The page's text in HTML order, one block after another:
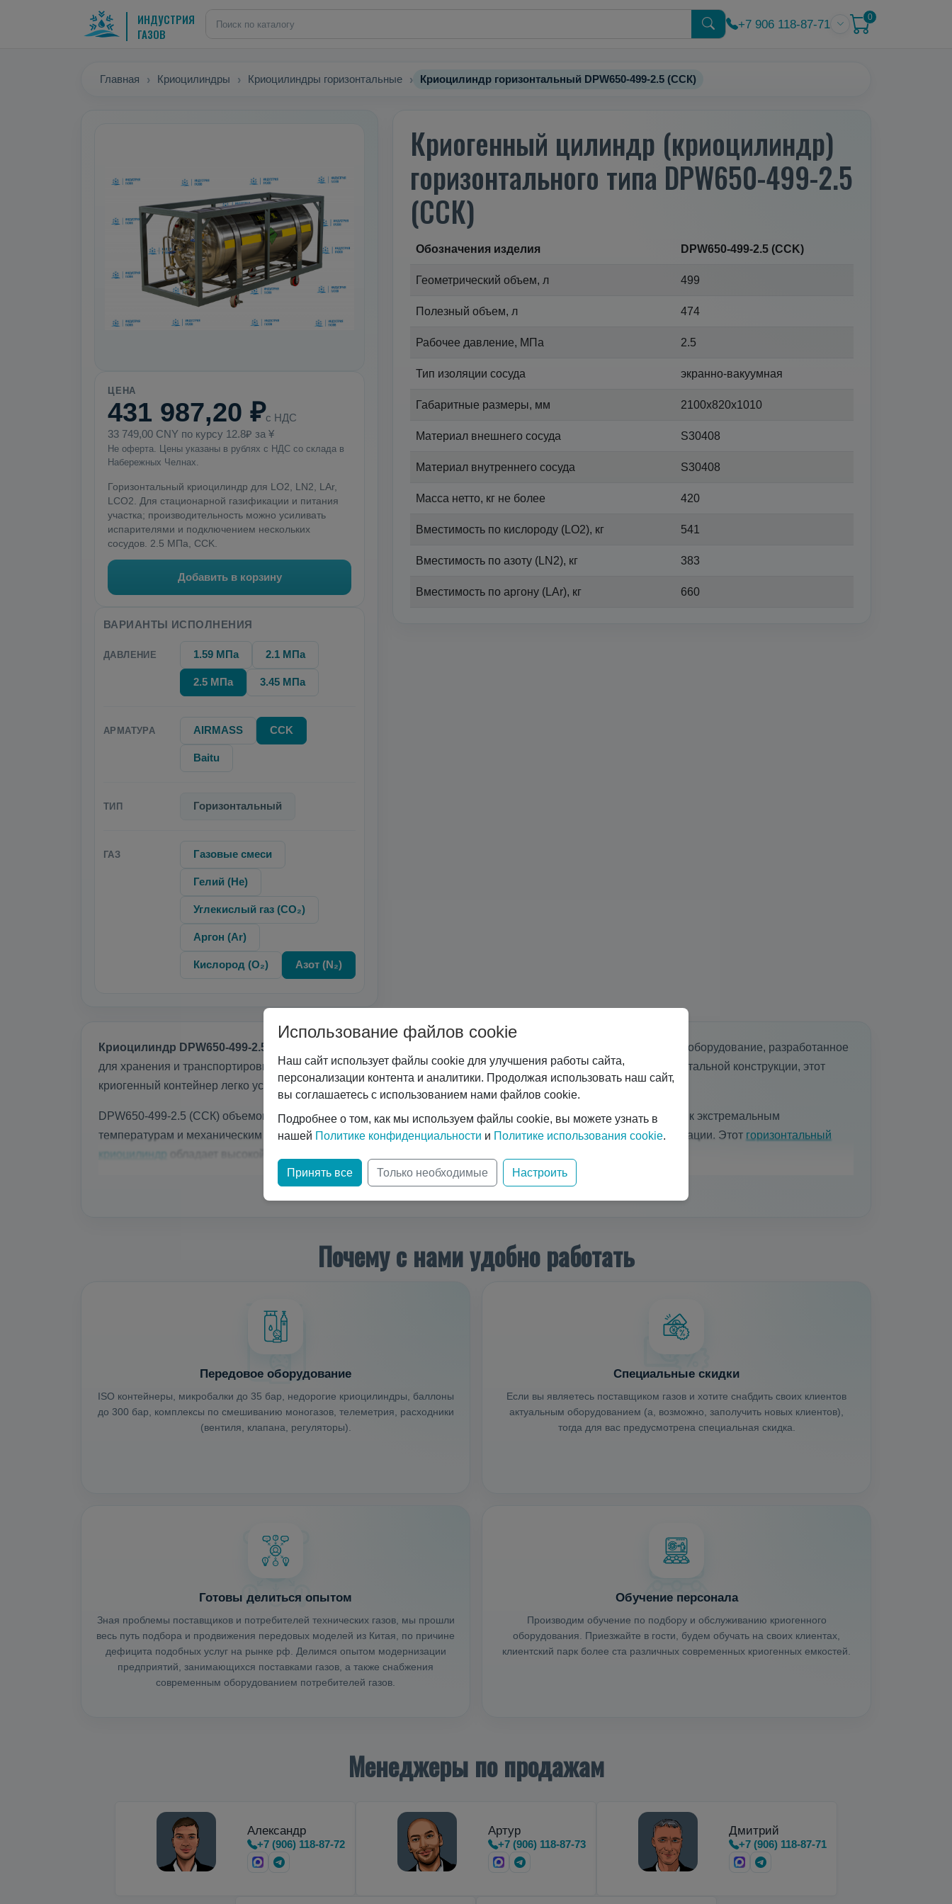
ИНДУСТРИЯ
ГАЗОВ
+7 906 118-87-71
0
Главная Криоцилиндры Криоцилиндры горизонтальные Криоцилиндр горизонтальный DPW650-499-2.5 (ССК)
ЦЕНА
431 987,20 ₽с НДС
33 749,00 CNY по курсу 12.8₽ за ¥
Не оферта. Цены указаны в рублях с НДС со склада в
Набережных Челнах.
Горизонтальный криоцилиндр для LO2, LN2, LAr,
LCO2. Для стационарной газификации и питания
участка; производительность можно усиливать
испарителями и подключением нескольких
сосудов. 2.5 МПа, CCK.
Добавить в корзину
ВАРИАНТЫ ИСПОЛНЕНИЯ
ДАВЛЕНИЕ 1.59 МПа 2.1 МПа
2.5 МПа 3.45 МПа
АРМАТУРА AIRMASS CCK
Baitu
ТИП Горизонтальный
ГАЗ Газовые смеси
Гелий (He)
Углекислый газ (CO₂)
Аргон (Ar)
Кислород (O₂) Азот (N₂)
Криогенный цилиндр (криоцилиндр)
горизонтального типа DPW650-499-2.5
(ССК)
Обозначения изделия DPW650-499-2.5 (CCK)
Геометрический объем, л 499
Полезный объем, л 474
Рабочее давление, МПа 2.5
Тип изоляции сосуда экранно-вакуумная
Габаритные размеры, мм 2100х820х1010
Материал внешнего сосуда S30408
Материал внутреннего сосуда S30408
Масса нетто, кг не более 420
Вместимость по кислороду (LO2), кг 541
Вместимость по азоту (LN2), кг 383
Вместимость по аргону (LAr), кг 660
Криоцилиндр DPW650-499-2.5 (ССК)
объемом 500 литров и рабочим давлением 2,5 МПа — это современное оборудование, разработанное
для хранения и транспортировки жидких криогенных газов, включая кислород, азот и аргон. Благодаря горизонтальной конструкции, этот
криогенный контейнер легко устанавливается и обслуживается.
DPW650-499-2.5 (ССК) объемом 500 литров и давлением 2,5 МПа изготавливается из материалов, устойчивых к экстремальным
температурам и механическим повреждениям, что гарантирует его долговечность и безопасность при эксплуатации. Этот горизонтальный
криоцилиндр
Почему с нами удобно работать
Передовое оборудование
ISO контейнеры, микробалки до 35 бар, недорогие криоцилиндры, баллоны
до 300 бар, комплексы по смешиванию моногазов, телеметрия, расходники
(вентиля, клапана, регуляторы).
Специальные скидки
Если вы являетесь поставщиком газов и хотите снабдить своих клиентов
актуальным оборудованием (а, возможно, заполучить новых клиентов),
тогда для вас предусмотрена специальная скидка.
Готовы делиться опытом
Зная проблемы поставщиков и потребителей технических газов, мы прошли
весь путь подбора и продвижения передовых моделей из Китая, по причине
дефицита подобных услуг на рынке рф. Делимся опытом модернизации
предприятий, занимающихся поставками газов, а также снабжения
современным оборудованием потребителей газов.
Обучение персонала
Производим обучение по подбору и обслуживанию криогенного
оборудования. Приезжайте в гости, будем обучать на своих клиентах,
клиентский парк более ста различных современных криогенных емкостей.
Менеджеры по продажам
Александр
+7 (906) 118-87-72
Артур
+7 (906) 118-87-73
Дмитрий
+7 (906) 118-87-71
Использование файлов cookie
Наш сайт использует файлы cookie для улучшения работы сайта,
персонализации контента и аналитики. Продолжая использовать наш сайт,
вы соглашаетесь с использованием нами файлов cookie.
Подробнее о том, как мы используем файлы cookie, вы можете узнать в
нашей Политике конфиденциальности и Политике использования cookie.
Принять все Только необходимые Настроить